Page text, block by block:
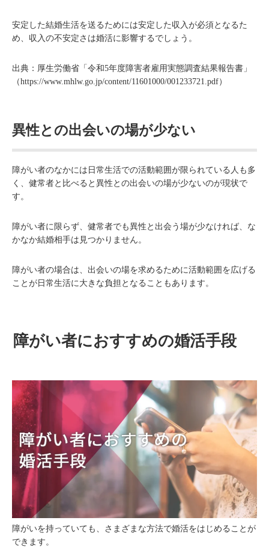
安定した結婚生活を送るためには安定した収入が必須となるた
め、収入の不安定さは婚活に影響するでしょう。
出典：厚生労働省「令和5年度障害者雇用実態調査結果報告書」
（https://www.mhlw.go.jp/content/11601000/001233721.pdf）
異性との出会いの場が少ない
障がい者のなかには日常生活での活動範囲が限られている人も多
く、健常者と比べると異性との出会いの場が少ないのが現状で
す。
障がい者に限らず、健常者でも異性と出会う場が少なければ、な
かなか結婚相手は見つかりません。
障がい者の場合は、出会いの場を求めるために活動範囲を広げる
ことが日常生活に大きな負担となることもあります。
障がい者におすすめの婚活手段
障がいを持っていても、さまざまな方法で婚活をはじめることが
できます。